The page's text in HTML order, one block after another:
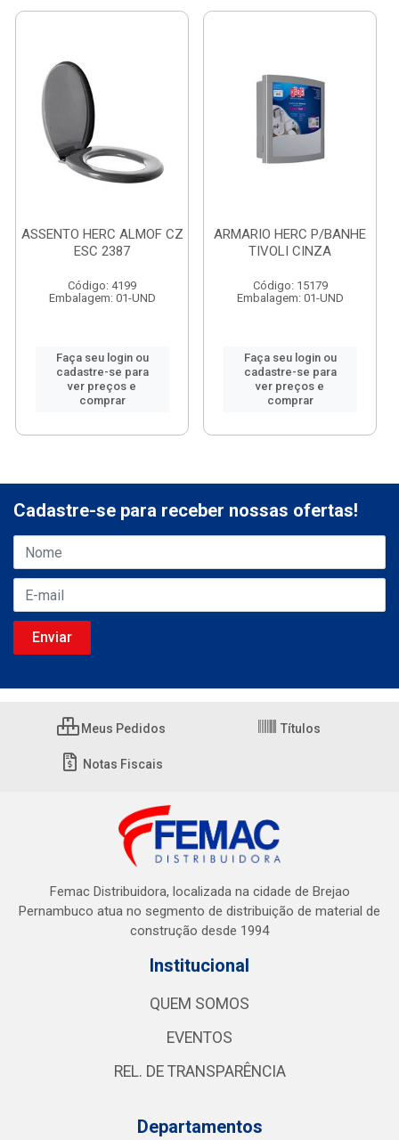
ASSENTO HERC ALMOF CZ
ESC 2387
Código: 4199
Embalagem: 01-UND
Faça seu login ou
cadastre-se para
ver preços e
comprar
ARMARIO HERC P/BANHE
TIVOLI CINZA
Código: 15179
Embalagem: 01-UND
Faça seu login ou
cadastre-se para
ver preços e
comprar
Cadastre-se para receber nossas ofertas!
Meus Pedidos Títulos
Notas Fiscais
Femac Distribuidora, localizada na cidade de Brejao
Pernambuco atua no segmento de distribuição de material de
construção desde 1994
Institucional
QUEM SOMOS
EVENTOS
REL. DE TRANSPARÊNCIA
Departamentos